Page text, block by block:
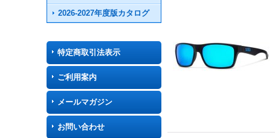
2026-2027年度版カタログ
特定商取引法表示
ご利用案内
メールマガジン
お問い合わせ